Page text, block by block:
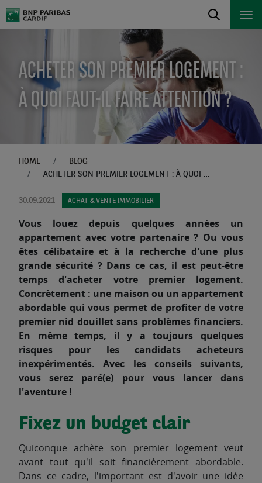
ACHETER SON PREMIER LOGEMENT :
À QUOI FAUT-IL FAIRE ATTENTION ?
HOME
BLOG
ACHETER SON PREMIER LOGEMENT : À QUOI FAUT-IL FAIRE ATTENTION ?
30.09.2021 ACHAT & VENTE IMMOBILIER
Vous louez depuis quelques années un
appartement avec votre partenaire ? Ou vous
êtes célibataire et à la recherche d'une plus
grande sécurité ? Dans ce cas, il est peut-être
temps d'acheter votre premier logement.
Concrètement : une maison ou un appartement
abordable qui vous permet de profiter de votre
premier nid douillet sans problèmes financiers.
En même temps, il y a toujours quelques
risques pour les candidats acheteurs
inexpérimentés. Avec les conseils suivants,
vous serez paré(e) pour vous lancer dans
l'aventure !
Fixez un budget clair
Quiconque achète son premier logement veut
avant tout qu'il soit financièrement abordable.
Dans ce cadre, l'important est d'avoir une idée